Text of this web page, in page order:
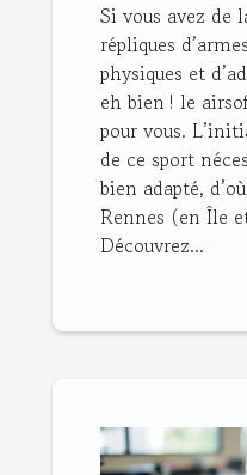
Si vous avez de
répliques
physiques et
eh bien ! le
pour vous.
de ce sport
bien adapté,
Rennes (en Île
Découvrez...